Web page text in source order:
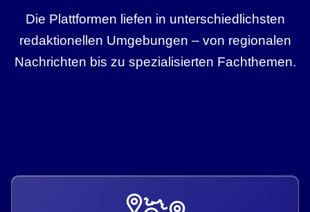
Die Plattformen liefen in unterschiedlichsten
redaktionellen Umgebungen – von regionalen
Nachrichten bis zu spezialisierten Fachthemen.